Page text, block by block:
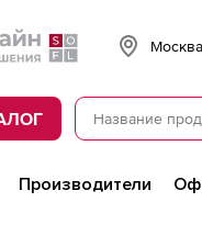
Москва
Производители